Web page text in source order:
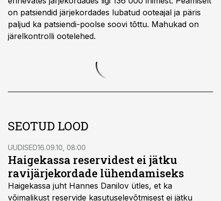
on patsiendid järjekordades lubatud ooteajal ja päris
paljud ka patsiendi-poolse soovi tõttu. Mahukad on
järelkontrolli ootelehed.
SEOTUD LOOD
UUDISED16.09.10, 08:00
Haigekassa reservidest ei jätku
ravijärjekordade lühendamiseks
Haigekassa juht Hannes Danilov ütles, et ka
võimalikust reservide kasutuselevõtmisest ei jätku